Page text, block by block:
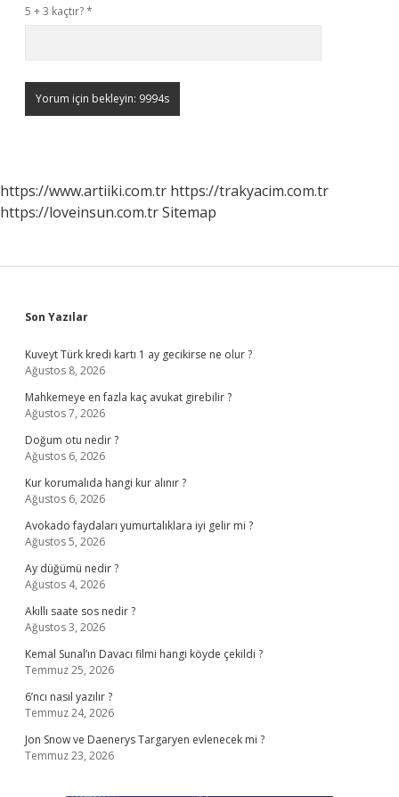
5 + 3 kaçtır?*
https://www.artiiki.com.tr https://trakyacim.com.tr
https://loveinsun.com.trSitemap
Sidebar
Son Yazılar
Kuveyt Türk kredi kartı 1 ay gecikirse ne olur ?
Ağustos 8, 2026
Mahkemeye en fazla kaç avukat girebilir ?
Ağustos 7, 2026
Doğum otu nedir ?
Ağustos 6, 2026
Kur korumalıda hangi kur alınır ?
Ağustos 6, 2026
Avokado faydaları yumurtalıklara iyi gelir mi ?
Ağustos 5, 2026
Ay düğümü nedir ?
Ağustos 4, 2026
Akıllı saate sos nedir ?
Ağustos 3, 2026
Kemal Sunal’ın Davacı filmi hangi köyde çekildi ?
Temmuz 25, 2026
6’ncı nasıl yazılır ?
Temmuz 24, 2026
Jon Snow ve Daenerys Targaryen evlenecek mi ?
Temmuz 23, 2026